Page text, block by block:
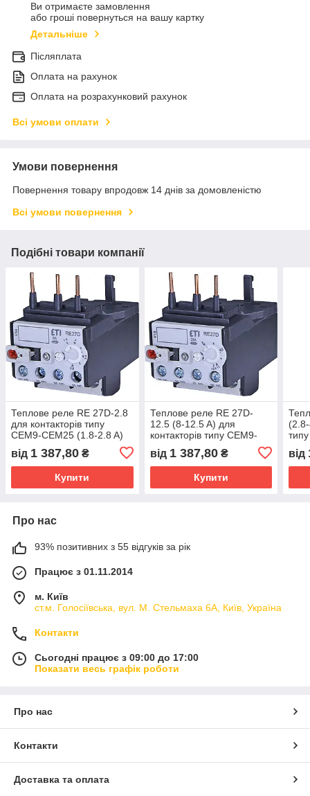
Ви отримаєте замовлення
або гроші повернуться на вашу картку
Детальніше
Післяплата
Оплата на рахунок
Оплата на розрахунковий рахунок
Всі умови оплати
Умови повернення
Повернення товару впродовж 14 днів за домовленістю
Всі умови повернення
Подібні товари компанії
Теплове реле RE 27D-2.8
для контакторів типу
CEM9-CEM25 (1.8-2.8 A)
від 1 387,80 ₴
Купити
Теплове реле RE 27D-
12.5 (8-12.5 A) для
контакторів типу CEM9-
від 1 387,80₴
Купити
(2.8-
від
Про нас
93% позитивних з 55 відгуків за рік
Працює з 01.11.2014
м. Київ
ст.м. Голосіївська, вул. М. Стельмаха 6А, Київ, Україна
Контакти
Сьогодні працює з 09:00 до 17:00
Показати весь графік роботи
Про нас
Контакти
Доставка та оплата